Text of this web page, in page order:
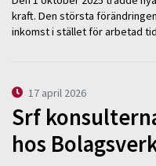
kraft. Den största
inkomst i stället för arbetad
17 april 2026
Srf
hos